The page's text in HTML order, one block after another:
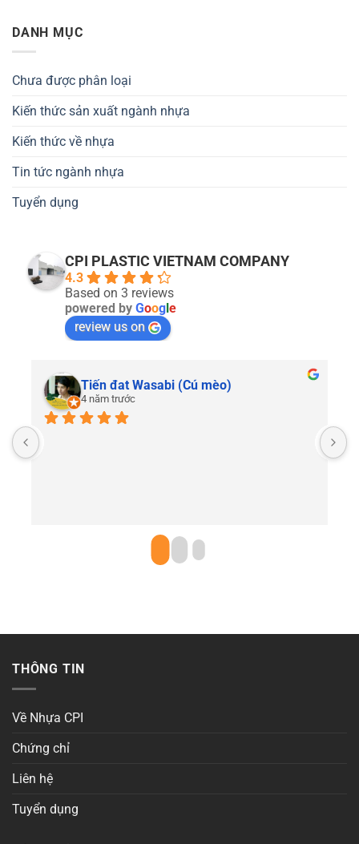
DANH MỤC
Chưa được phân loại
Kiến thức sản xuất ngành nhựa
Kiến thức về nhựa
Tin tức ngành nhựa
Tuyển dụng
CPI PLASTIC VIETNAM COMPANY
4.3
Based on 3 reviews
powered by Goog e
review us on
Tiến đat Wasabi (Cú mèo)
4 năm trước
THÔNG TIN
Về Nhựa CPI
Chứng chỉ
Liên hệ
Tuyển dụng